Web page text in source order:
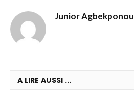
Junior Agbekponou
A LIRE AUSSI ...